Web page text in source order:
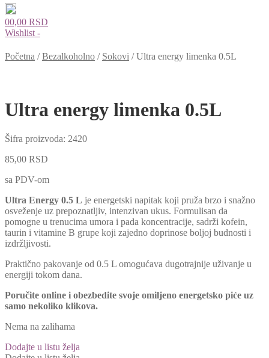
00,00 RSD
Wishlist -
Početna /Bezalkoholno / Sokovi /Ultra energy limenka 0.5L
Ultra energy limenka 0.5L
Šifra proizvoda: 2420
85,00 RSD
sa PDV-om
Ultra Energy 0.5 L je energetski napitak koji pruža brzo i snažno
osveženje uz prepoznatljiv, intenzivan ukus. Formulisan da
pomogne u trenucima umora i pada koncentracije, sadrži kofein,
taurin i vitamine B grupe koji zajedno doprinose boljoj budnosti i
izdržljivosti.
Praktično pakovanje od 0.5 L omogućava dugotrajnije uživanje u
energiji tokom dana.
Poručite online i obezbedite svoje omiljeno energetsko piće uz
samo nekoliko klikova.
Nema na zalihama
Dodajte u listu želja